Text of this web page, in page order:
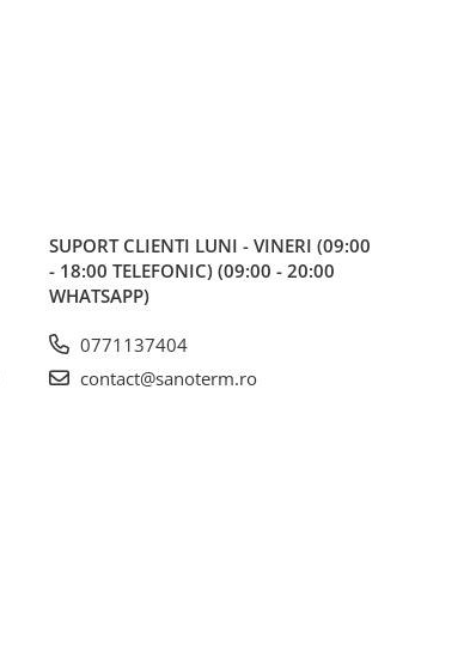
SUPORT CLIENTI LUNI - VINERI (09:00
- 18:00 TELEFONIC) (09:00 - 20:00
WHATSAPP)
0771137404
contact@sanoterm.ro